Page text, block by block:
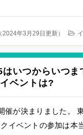
（ 2024年3月29日更新）
はいつからいつま
ベントは?
催が決まりました。
イベントの参加は本